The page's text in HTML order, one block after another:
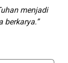
menjadi
berkarya.”